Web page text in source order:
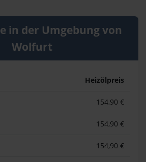
in der Umgebung von
Wolfurt
Heizölpreis
154,90 €
154,90 €
154,90 €